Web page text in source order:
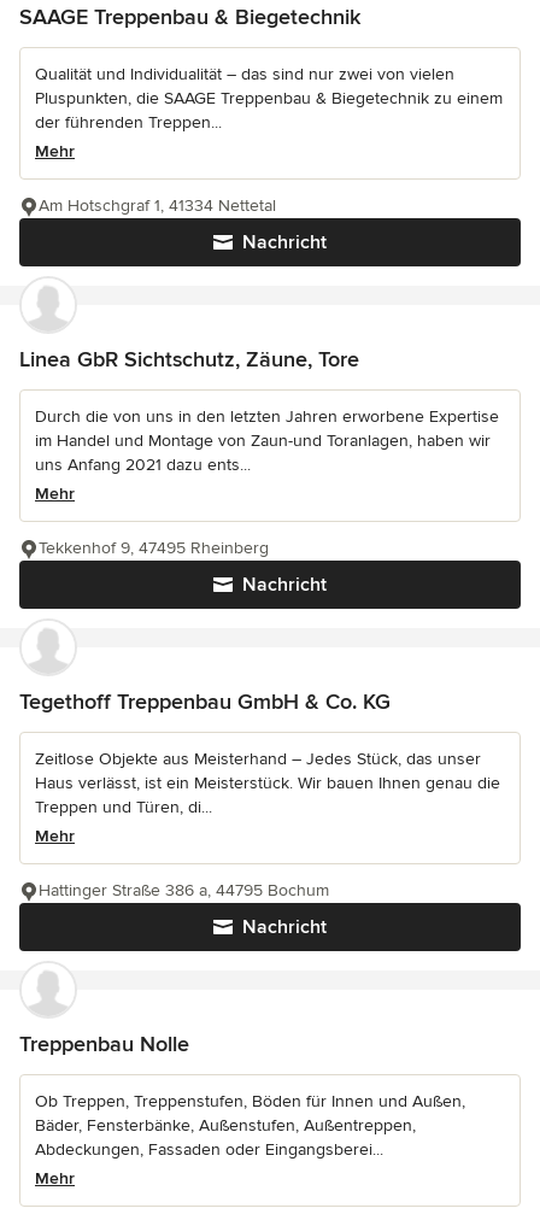
SAAGE Treppenbau & Biegetechnik
Qualität und Individualität – das sind nur zwei von vielen
Pluspunkten, die SAAGE Treppenbau & Biegetechnik zu einem
der führenden Treppen...
Mehr
Nachricht
Am Hotschgraf 1, 41334 Nettetal
Linea GbR Sichtschutz, Zäune, Tore
Durch die von uns in den letzten Jahren erworbene Expertise
im Handel und Montage von Zaun-und Toranlagen, haben wir
uns Anfang 2021 dazu ents...
Mehr
Nachricht
Tekkenhof 9, 47495 Rheinberg
Tegethoff Treppenbau GmbH & Co. KG
Zeitlose Objekte aus Meisterhand – Jedes Stück, das unser
Haus verlässt, ist ein Meisterstück. Wir bauen Ihnen genau die
Treppen und Türen, di...
Mehr
Nachricht
Hattinger Straße 386 a, 44795 Bochum
Treppenbau Nolle
Ob Treppen, Treppenstufen, Böden für Innen und Außen,
Bäder, Fensterbänke, Außenstufen, Außentreppen,
Abdeckungen, Fassaden oder Eingangsberei...
Mehr